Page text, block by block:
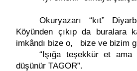
Okuryazarı “kıt”
Köyünden çıkıp da buralara
imkândı bize o, bize ve bizim
“Işığa teşekkür et
düşünür TAGOR”.